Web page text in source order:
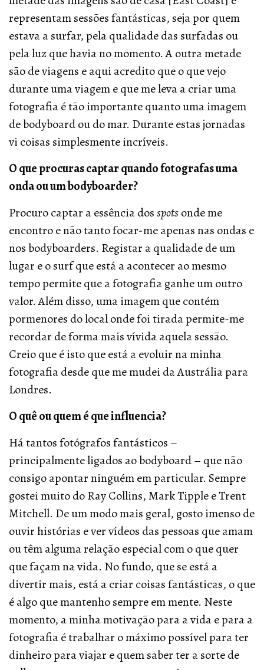
representam sessões fantásticas, seja por quem
estava a surfar, pela qualidade das surfadas ou
pela luz que havia no momento. A outra metade
são de viagens e aqui acredito que o que vejo
durante uma viagem e que me leva a criar uma
fotografia é tão importante quanto uma imagem
de bodyboard ou do mar. Durante estas jornadas
vi coisas simplesmente incríveis.
O que procuras captar quando fotografas uma
onda ou um bodyboarder?
Procuro captar a essência dosspotsonde me
encontro e não tanto focar-me apenas nas ondas e
nos bodyboarders. Registar a qualidade de um
lugar e o surf que está a acontecer ao mesmo
tempo permite que a fotografia ganhe um outro
valor. Além disso, uma imagem que contém
pormenores do local onde foi tirada permite-me
recordar de forma mais vívida aquela sessão.
Creio que é isto que está a evoluir na minha
fotografia desde que me mudei da Austrália para
Londres.
O quê ou quem é que influencia?
Há tantos fotógrafos fantásticos –
principalmente ligados ao bodyboard – que não
consigo apontar ninguém em particular. Sempre
gostei muito do Ray Collins, Mark Tipple e Trent
Mitchell. De um modo mais geral, gosto imenso de
ouvir histórias e ver vídeos das pessoas que amam
ou têm alguma relação especial com o que quer
que façam na vida. No fundo, que se está a
divertir mais, está a criar coisas fantásticas, o que
é algo que mantenho sempre em mente. Neste
momento, a minha motivação para a vida e para a
fotografia é trabalhar o máximo possível para ter
dinheiro para viajar e quem saber ter a sorte de